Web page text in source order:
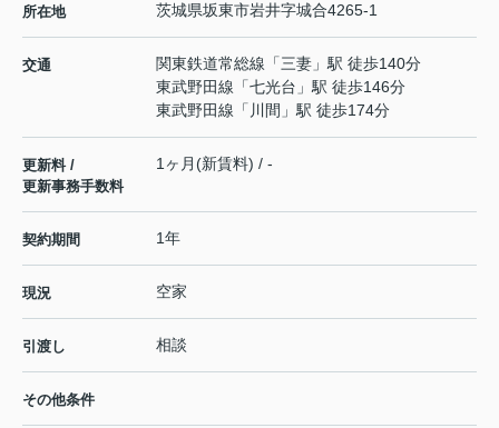
所在地 茨城県坂東市岩井字城合4265-1
交通 関東鉄道常総線 「三妻 」駅 徒歩140分
東武野田線 「七光台 」駅 徒歩146分
東武野田線 「 川間 」駅 徒歩174分
更新料 /
更新事務手数料
1ヶ月(新賃料) / -
契約期間 1年
現況 空家
引渡し 相談
その他条件